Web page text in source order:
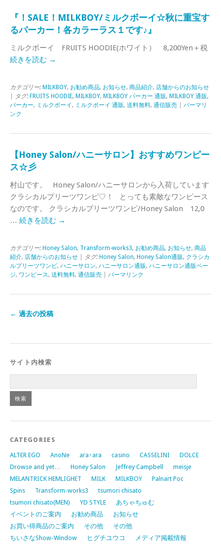
『！SALE！MILKBOY/ミルクボーイ☆秋に重宝す
るパーカー！各カラーラス１です♪』
ミルクボーイ FRUITS HOODIE(ホワイト） 8,200Yen＋税
続きを読む →
カテゴリー: MILKBOY, お勧め商品, お知らせ, 商品紹介, 店舗からのお知らせ
| タグ: FRUITS HOODIE, MILKBOY, MILKBOY パーカー 通販, MILKBOY 通販,
パーカー, ミルクボーイ, ミルクボーイ 通販, 送料無料, 通信販売
パーマリ
ンク
【Honey Salon/ハニーサロン】おすすめワンピー
ス☆彡
村山です。 Honey Salon/ハニーサロンから入荷しています
クラシカルプリーツワンピ♡！ とっても素敵なワンピース
なのです。 クラシカルプリーツワンピ/Honey Salon 12,0
… 続きを読む →
カテゴリー: Honey Salon, Transform-works3, お勧め商品, お知らせ, 商品
紹介, 店舗からのお知らせ | タグ: Honey Salon, Honey Salon通販, クラシカ
ルプリーツワンピ, ハニーサロン, ハニーサロン通販, ハニーサロン通販ペー
ジ, ワンピース, 送料無料, 通信販売 パーマリンク
← 過去の投稿
サイト内検索
CATEGORIES
ALTER EGO AnoNe ara･ara casino CASSELINI
DOLCE
Drowse and yet…
Honey Salon Jeffrey Campbell
meisje
MELANTRICK HEMLIGHET
MILK MILKBOY
Palnart Poc
Spins
Transform-works3
tsumori chisato
tsumori chisato(MEN)
YD STYLE
あちゃちゅむ
イベントのご案内
お勧め商品
お知らせ
お買い得商品のご案内
その他
その他
ちいさなShow-Window
ヒグチユウコ
メディア掲載情報